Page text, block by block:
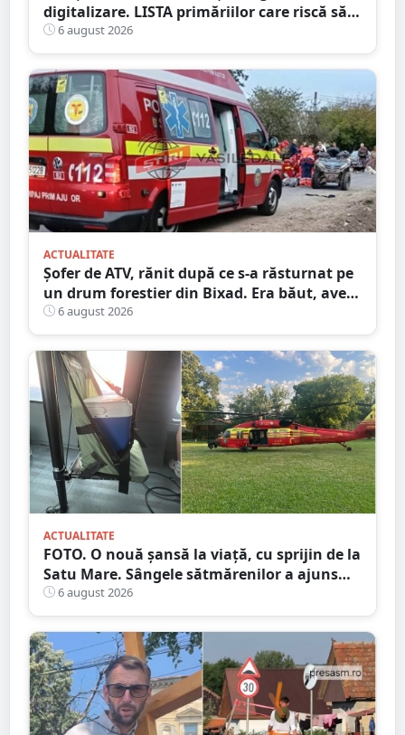
digitalizare. LISTA primăriilor care riscă să
piardă bani de la buget
6 august 2026
ACTUALITATE
Șofer de ATV, rănit după ce s-a răsturnat pe
un drum forestier din Bixad. Era băut, avea
permisul anulat, iar vehiculul nu era
înmatriculat
6 august 2026
ACTUALITATE
FOTO. O nouă șansă la viață, cu sprijin de la
Satu Mare. Sângele sătmărenilor a ajuns
într-o misiune contra cronometru pentru
un transplant hepatic
6 august 2026